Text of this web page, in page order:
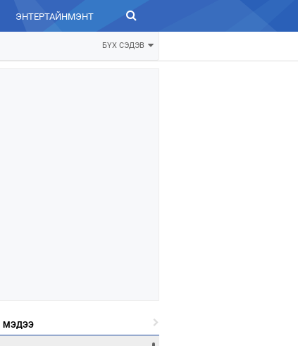
ЭНТЕРТАЙНМЭНТ ЗУРХАЙ
БҮХ СЭДЭВ
МЭДЭЭ